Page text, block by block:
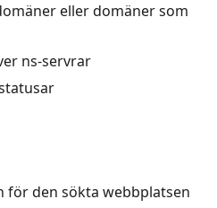
eller domäner som
ns-servrar
för den sökta webbplatsen